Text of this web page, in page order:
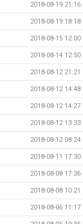
2018-08-19 21:16
2018-08-19 18:18
2018-08-15 12:00
2018-08-14 12:50
2018-08-12 21:21
2018-08-12 14:48
2018-08-12 14:27
2018-08-12 13:33
2018-08-12 08:24
2018-08-11 17:30
2018-08-08 17:36
2018-08-08 10:21
2018-08-06 11:17